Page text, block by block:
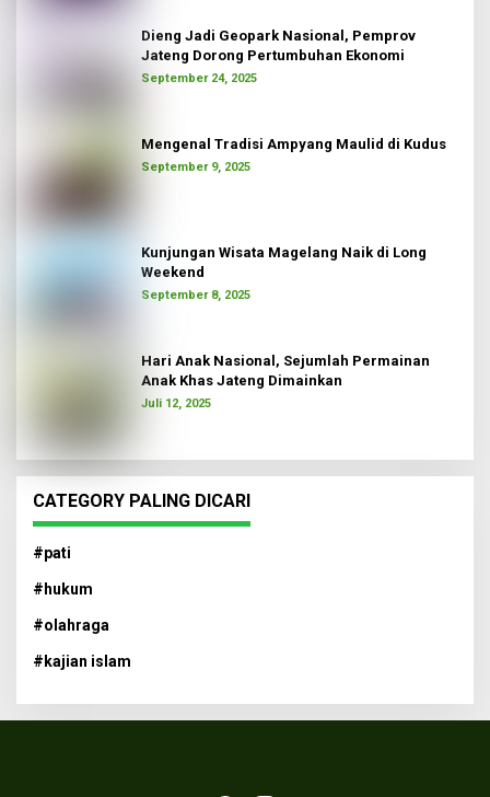
Dieng Jadi Geopark Nasional, Pemprov
Jateng Dorong Pertumbuhan Ekonomi
September 24, 2025
Mengenal Tradisi Ampyang Maulid di Kudus
September 9, 2025
Kunjungan Wisata Magelang Naik di Long
Weekend
September 8, 2025
Hari Anak Nasional, Sejumlah Permainan
Anak Khas Jateng Dimainkan
Juli 12, 2025
CATEGORY PALING DICARI
#pati
#hukum
#olahraga
#kajian islam